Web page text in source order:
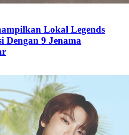
Lokal Legends
Dengan 9 Jenama